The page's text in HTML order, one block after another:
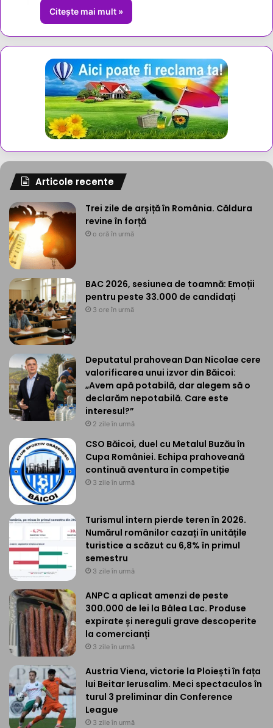
Citește mai mult »
Articole recente
Trei zile de arșiță în România. Căldura
revine în forță
o oră în urmă
BAC 2026, sesiunea de toamnă: Emoții
pentru peste 33.000 de candidați
3 ore în urmă
Deputatul prahovean Dan Nicolae cere
valorificarea unui izvor din Băicoi:
„Avem apă potabilă, dar alegem să o
declarăm nepotabilă. Care este
interesul?”
2 zile în urmă
CSO Băicoi, duel cu Metalul Buzău în
Cupa României. Echipa prahoveană
continuă aventura în competiție
3 zile în urmă
Turismul intern pierde teren în 2026.
Numărul românilor cazați în unitățile
turistice a scăzut cu 6,8% în primul
semestru
3 zile în urmă
ANPC a aplicat amenzi de peste
300.000 de lei la Bâlea Lac. Produse
expirate și nereguli grave descoperite
la comercianți
3 zile în urmă
Austria Viena, victorie la Ploiești în fața
lui Beitar Ierusalim. Meci spectaculos în
turul 3 preliminar din Conference
League
3 zile în urmă